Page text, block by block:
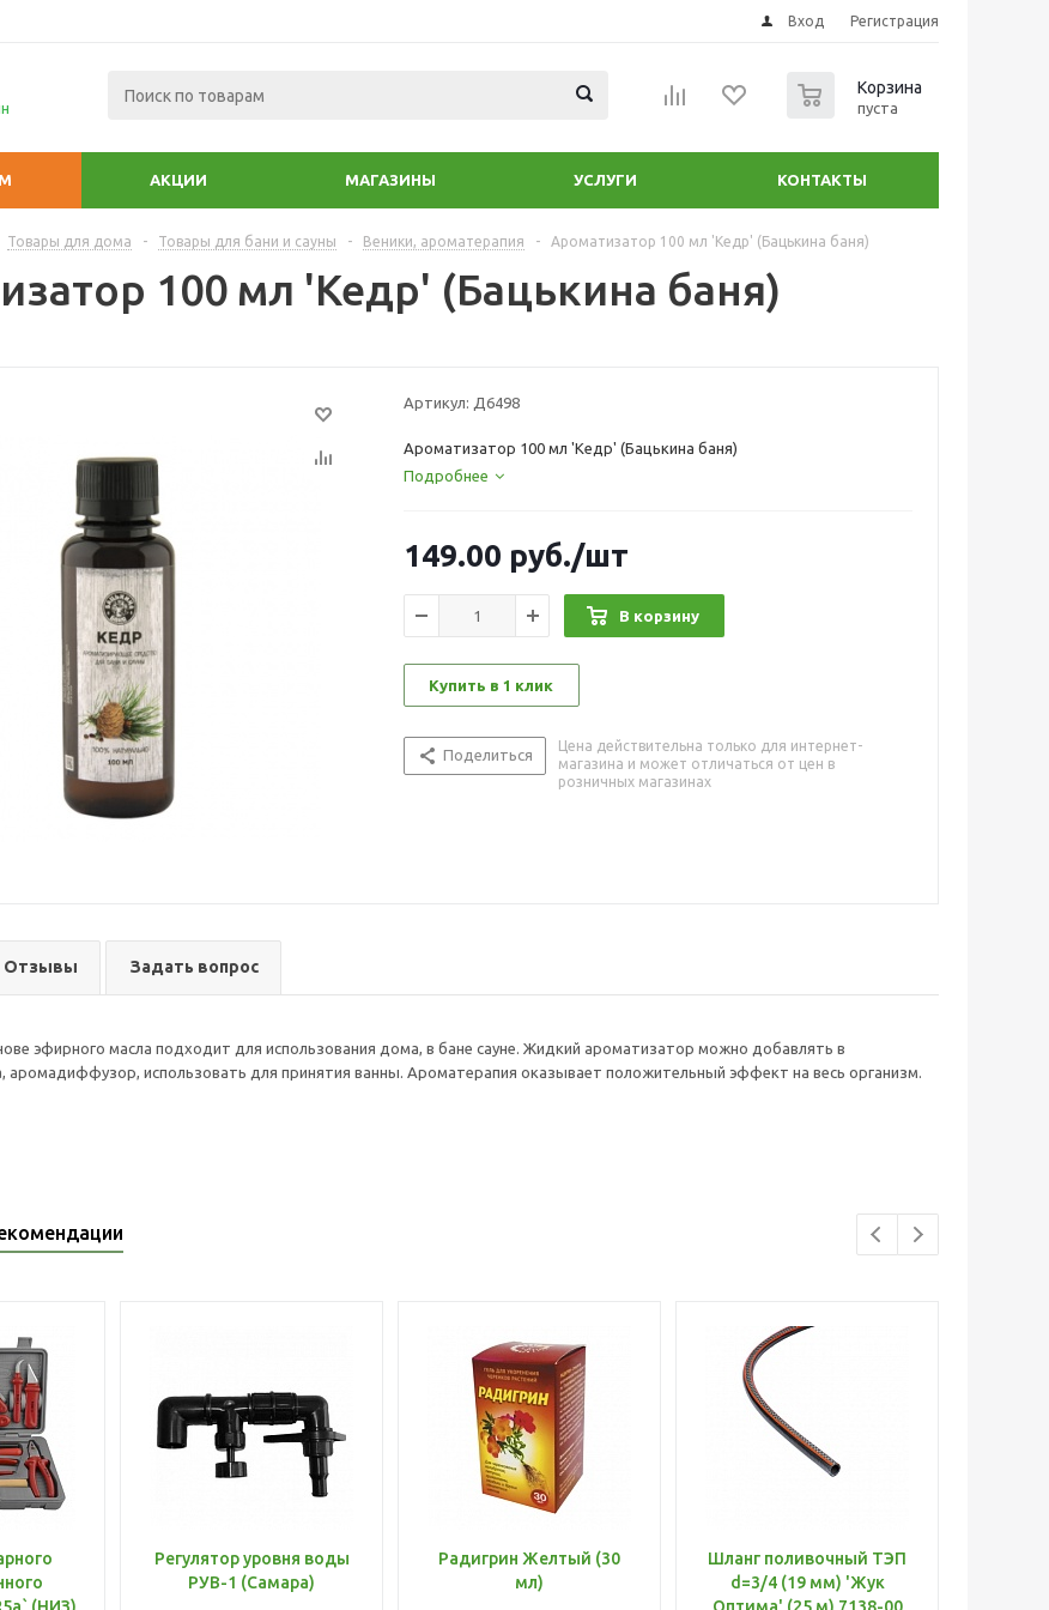
Вход Регистрация
Корзина
пуста
АКЦИИ МАГАЗИНЫ УСЛУГИ КОНТАКТЫ
Товары для дома - Товары для бани и сауны - Веники, ароматерапия - Ароматизатор 100 мл 'Кедр' (Бацькина баня)
100 мл 'Кедр' (Бацькина баня)
Артикул: Д6498
Ароматизатор 100 мл 'Кедр' (Бацькина баня)
Подробнее
149.00 руб./шт
В корзину
Купить в 1 клик
Поделиться
Цена действительна только для интернет-
магазина и может отличаться от цен в
розничных магазинах
Отзывы Задать вопрос
эфирного масла подходит для использования дома, в бане сауне. Жидкий ароматизатор можно добавлять в
аромадиффузор, использовать для принятия ванны. Ароматерапия оказывает положительный эффект на весь организм.
Регулятор уровня воды
РУВ-1 (Самара)
Радигрин Желтый (30
мл)
Шланг поливочный ТЭП
d=3/4 (19 мм) 'Жук